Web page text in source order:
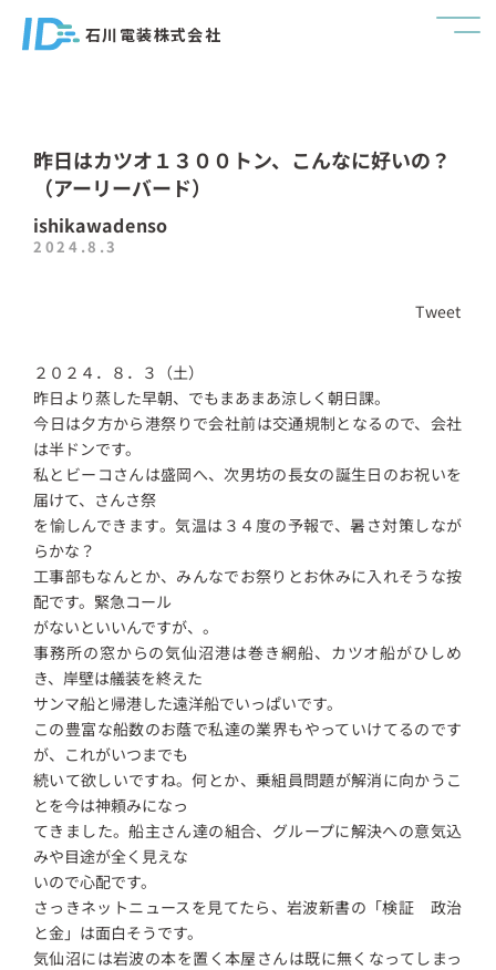
石川電装株式会社
昨日はカツオ１３００トン、こんなに好いの？
（アーリーバード）
ishikawadenso
2024.8.3
Tweet
２０２４．８．３（土）
昨日より蒸した早朝、でもまあまあ涼しく朝日課。
今日は夕方から港祭りで会社前は交通規制となるので、会社
は半ドンです。
私とビーコさんは盛岡へ、次男坊の長女の誕生日のお祝いを
届けて、さんさ祭
を愉しんできます。気温は３４度の予報で、暑さ対策しなが
らかな？
工事部もなんとか、みんなでお祭りとお休みに入れそうな按
配です。緊急コール
がないといいんですが、。
事務所の窓からの気仙沼港は巻き網船、カツオ船がひしめ
き、岸壁は艤装を終えた
サンマ船と帰港した遠洋船でいっぱいです。
この豊富な船数のお蔭で私達の業界もやっていけてるのです
が、これがいつまでも
続いて欲しいですね。何とか、乗組員問題が解消に向かうこ
とを今は神頼みになっ
てきました。船主さん達の組合、グループに解決への意気込
みや目途が全く見えな
いので心配です。
さっきネットニュースを見てたら、岩波新書の「検証 政治
と金」は面白そうです。
気仙沼には岩波の本を置く本屋さんは既に無くなってしまっ